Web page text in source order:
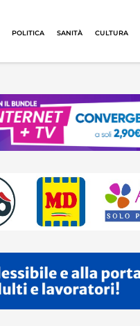
POLITICA SANITÀ CULTURA